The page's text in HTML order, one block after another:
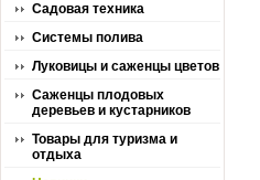
Садовая техника
Системы полива
Луковицы и саженцы цветов
Саженцы плодовых
деревьев и кустарников
Товары для туризма и
отдыха